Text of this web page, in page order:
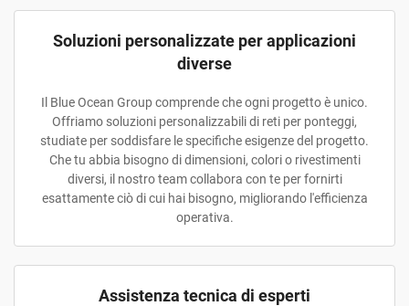
Soluzioni personalizzate per applicazioni
diverse
Il Blue Ocean Group comprende che ogni progetto è unico.
Offriamo soluzioni personalizzabili di reti per ponteggi,
studiate per soddisfare le specifiche esigenze del progetto.
Che tu abbia bisogno di dimensioni, colori o rivestimenti
diversi, il nostro team collabora con te per fornirti
esattamente ciò di cui hai bisogno, migliorando l'efficienza
operativa.
Assistenza tecnica di esperti